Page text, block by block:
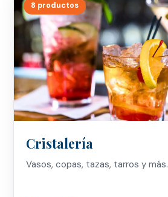
8 productos
Cristalería
Vasos, copas, tazas, tarros y más.